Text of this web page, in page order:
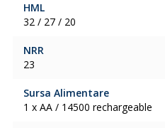
HML
32 / 27 / 20
NRR
23
Sursa Alimentare
1 x AA / 14500 rechargeable